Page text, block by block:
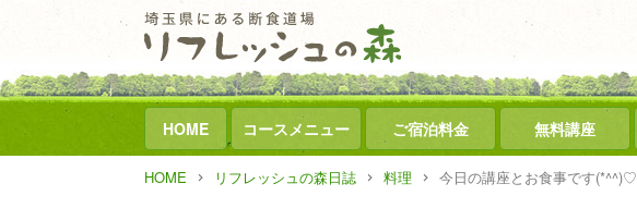
HOME コースメニュー ご宿泊料金 無料講座
HOME リフレッシュの森日誌 料理 今日の講座とお食事です(*^^)♡